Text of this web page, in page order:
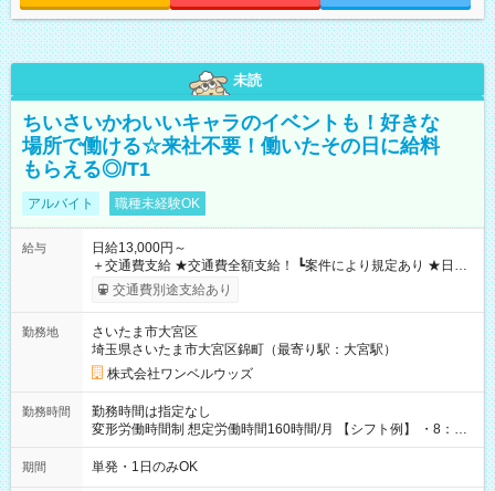
未読
ちいさいかわいいキャラのイベントも！好きな
場所で働ける☆来社不要！働いたその日に給料
もらえる◎/T1
アルバイト 職種未経験OK
給与
日給13,000円～
＋交通費支給 ★交通費全額支給！ ┗案件により規定あり ★日払
いOK！（規定あり） ┗働いたその日に現金GET♪ お仕事後はコ
ンビニATMから 日払い分を引き落とせます！ 【試用期間】試
交通費別途支給あり
勤務地
さいたま市大宮区
埼玉県さいたま市大宮区錦町（最寄り駅：大宮駅）
株式会社ワンベルウッズ
勤務時間
勤務時間は指定なし
変形労働時間制 想定労働時間160時間/月 【シフト例】 ・8：00
～21：00
期間 単発・1日のみOK